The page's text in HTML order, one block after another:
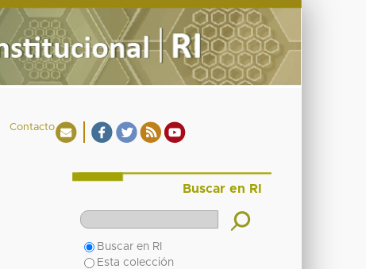
Contacto
Buscar en RI
Buscar en RI
Esta colección